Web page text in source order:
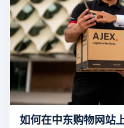
如何在中东购物网站